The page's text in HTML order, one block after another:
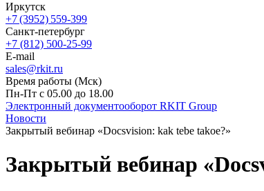
Иркутск
+7 (3952) 559-399
Санкт-петербург
+7 (812) 500-25-99
E-mail
sales@rkit.ru
Время работы (Мск)
Пн-Пт с 05.00 до 18.00
Электронный документооборот RKIT Group
Новости
Закрытый вебинар «Docsvision: kak tebe takoe?»
Закрытый вебинар